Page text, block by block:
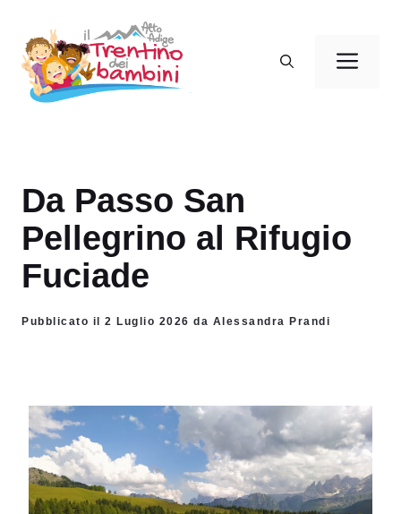
contenuto
Da Passo San
Pellegrino al Rifugio
Fuciade
Pubblicato il 2 Luglio 2026 da Alessandra Prandi